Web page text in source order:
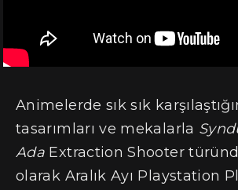
Animelerde sık sık
tasarımları ve mekalarla
Ada Extraction Shooter
olarak Aralık Ayı Playstation